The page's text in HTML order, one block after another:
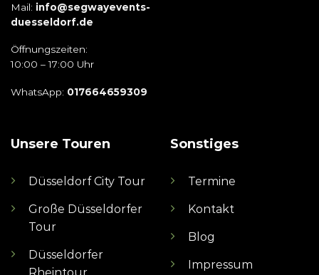
Mail: info@segwayevents-
duesseldorf.de
Öffnungszeiten:
10:00 – 17:00 Uhr
WhatsApp: 017664659309
Unsere Touren
Düsseldorf City Tour
Große Düsseldorfer
Tour
Düsseldorfer
Rheintour
Sonstiges
Termine
Kontakt
Blog
Impressum